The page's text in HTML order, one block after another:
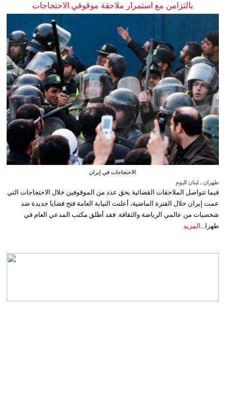
بالتزامن مع استمرار ملاحقة موقوفي الاحتجاجات
الاحتجاجات في إيران
طهران ـ لبنان اليوم
فيما تتواصل الملاحقات القضائية بحق عدد من الموقوفين خلال الاحتجاجات التي
عمت إيران خلال الفترة الماضية، أعلنت النيابة العامة فتح قضايا جديدة ضد
شخصيات من عالمي الرياضة والثقافة. فقد أطلق مكتب المدعي العام في
طهرا... المزيد